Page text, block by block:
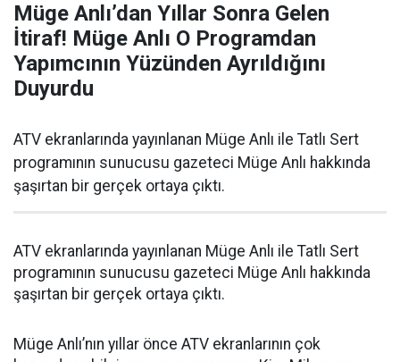
Müge Anlı’dan Yıllar Sonra Gelen
İtiraf! Müge Anlı O Programdan
Yapımcının Yüzünden Ayrıldığını
Duyurdu
ATV ekranlarında yayınlanan Müge Anlı ile Tatlı Sert
programının sunucusu gazeteci Müge Anlı hakkında
şaşırtan bir gerçek ortaya çıktı.
ATV ekranlarında yayınlanan Müge Anlı ile Tatlı Sert
programının sunucusu gazeteci Müge Anlı hakkında
şaşırtan bir gerçek ortaya çıktı.
Müge Anlı’nın yıllar önce ATV ekranlarının çok